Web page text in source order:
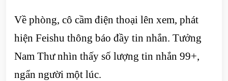
Về phòng, cô cầm điện thoại lên xem, phát
hiện Feishu thông báo đầy tin nhắn. Tưởng
Nam Thư nhìn thấy số lượng tin nhắn 99+,
ngẩn người một lúc.